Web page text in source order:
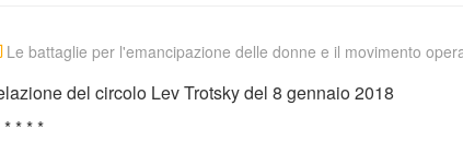
Le battaglie per l'emancipazione delle donne e il movimento
del circolo Lev Trotsky del 8 gennaio 2018
* * *